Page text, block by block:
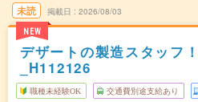
未読
NEW
掲載日 2026/08/03
デザートの製造スタッフ
_H112126
職種未経験OK 交通費別途支給あり